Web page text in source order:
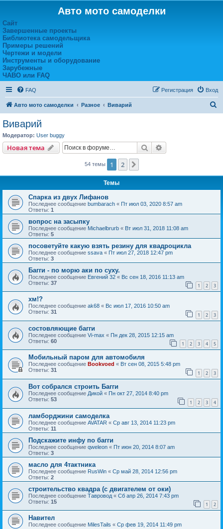
Авто мото самоделки
Сайт
Завершенные проекты
Библиотека самодельщика
Примеры решений
Чертежи и модели
Инструменты и оборудование
Зарубежные
ЧАВО или FAQ
FAQ Вход
Регистрация
Авто мото самоделки Разное Виварий
Виварий
Модератор: User buggy
Новая тема Поиск
54 темы 1 2
Темы
Спарка из двух Лифанов
Последнее сообщение bumbarach « Пт июл 03, 2020 8:57 am
Ответы: 1
вопрос на засыпку
Последнее сообщение Michaelbrurb « Вт июл 31, 2018 11:08 am
Ответы: 5
посоветуйте какую взять резину для квадроцикла
Последнее сообщение ssava « Пт июл 27, 2018 12:47 pm
Ответы: 3
Багги - по морю аки по суху.
Последнее сообщение Евгений 32 « Вс сен 18, 2016 11:13 am
Ответы: 37 1 2 3
хм!?
Последнее сообщение ak68 « Вс июл 17, 2016 10:50 am
Ответы: 31 1 2 3
состовляющие багги
Последнее сообщение Vi-max « Пн дек 28, 2015 12:15 am
Ответы: 60 1 2 3 4 5
Мобильный паром для автомобиля
Последнее сообщение Bookvoed « Вт сен 08, 2015 5:48 pm
Ответы: 31 1 2 3
Вот собрался строить Багги
Последнее сообщение Дикой « Пн окт 27, 2014 8:40 pm
Ответы: 53 1 2 3 4
ламборджини самоделка
Последнее сообщение AVATAR « Ср авг 13, 2014 11:23 pm
Ответы: 11
Подскажите инфу по багги
Последнее сообщение qweleon « Пт июн 20, 2014 8:07 am
Ответы: 3
масло для 4тактника
Последнее сообщение RusWin « Ср май 28, 2014 12:56 pm
Ответы: 2
строительство квадра (с двигателем от оки)
Последнее сообщение Тавровод « Сб апр 26, 2014 7:43 pm
Ответы: 15 1 2
Навител
Последнее сообщение MilesTails « Ср фев 19, 2014 11:49 pm